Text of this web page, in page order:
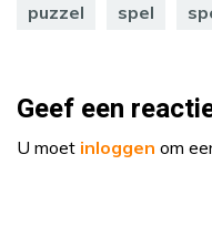
puzzel spel
Geef een
U moet inloggen om